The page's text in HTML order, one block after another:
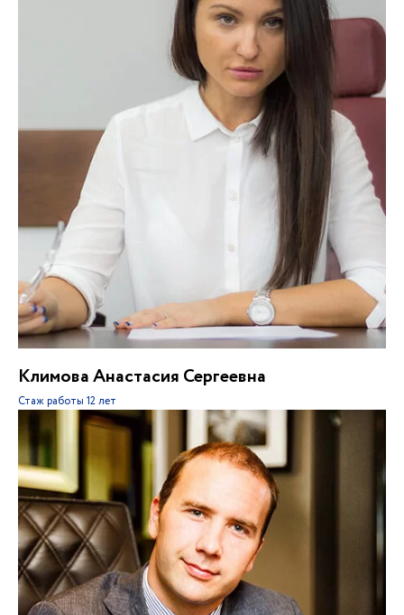
Климова Анастасия Сергеевна
Стаж работы 12 лет